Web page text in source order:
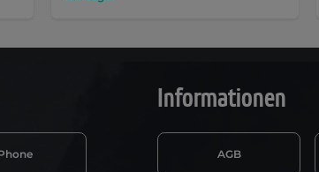
Informationen
AGB